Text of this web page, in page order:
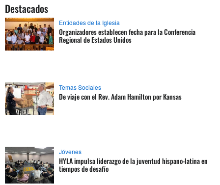
Destacados
Entidades de la Iglesia
Organizadores establecen fecha para la Conferencia
Regional de Estados Unidos
Temas Sociales
De viaje con el Rev. Adam Hamilton por Kansas
Jóvenes
HYLA impulsa liderazgo de la juventud hispano-latina en
tiempos de desafío